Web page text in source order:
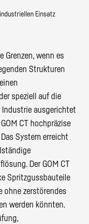
Einsatz
Grenzen, wenn es
Strukturen
speziell auf die
ausgerichtet
CT hochpräzise
System erreicht
Der GOM CT
Spritzgussbauteile
ohne zerstörendes
werden könnten.